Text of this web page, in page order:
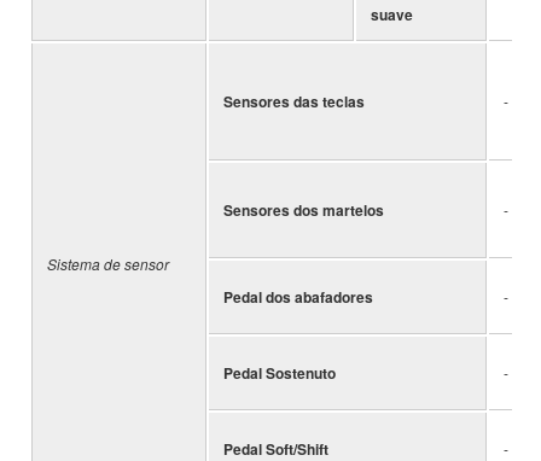
suave
Sistema de sensor
Sensores das teclas -
Sensores dos martelos -
Pedal dos abafadores -
Pedal Sostenuto -
Pedal Soft/Shift -